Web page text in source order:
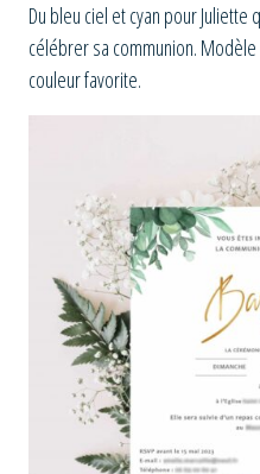
Du bleu ciel et cyan pour
célébrer sa communion.
couleur favorite.